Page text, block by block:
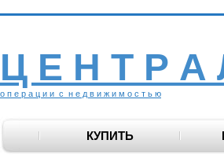
Ц Е Н Т Р А
о п е р а ц и и с н е д в и ж и м о с т ь ю
КУПИТЬ